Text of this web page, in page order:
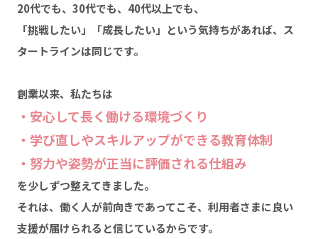
20代でも、30代でも、40代以上でも、
「挑戦したい」「成長したい」という気持ちがあれば、ス
タートラインは同じです。
創業以来、私たちは
・安心して長く働ける環境づくり
・学び直しやスキルアップができる教育体制
・努力や姿勢が正当に評価される仕組み
を少しずつ整えてきました。
それは、働く人が前向きであってこそ、利用者さまに良い
支援が届けられると信じているからです。